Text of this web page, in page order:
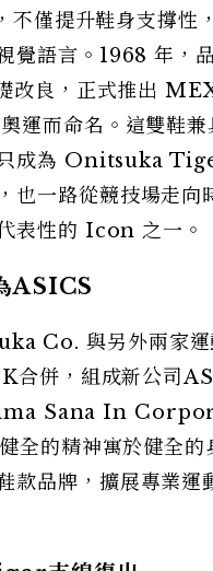
僅提升鞋身支撐性
覺語言。1968 年，
改良，正式推出
運而命名。這雙鞋兼
成為 Onitsuka
也一路從競技場走向
表性的 Icon 之一。
ASICS
Co. 與另外兩家運
併，組成新公司
Sana In
全的精神寓於健全的
款品牌，擴展專業運